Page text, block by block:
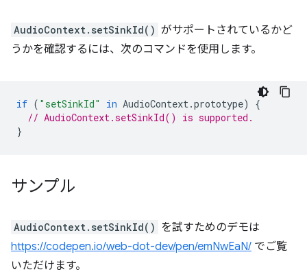
AudioContext.setSinkId() がサポートされているかど
うかを確認するには、次のコマンドを使用します。
if ( "setSinkId" in AudioContext.prototype)
{
// AudioContext.setSinkId() is supported.
}
サンプル
AudioContext.setSinkId() を試すためのデモは
https://codepen.io/web-dot-dev/pen/emNwEaN/ でご覧
いただけます。